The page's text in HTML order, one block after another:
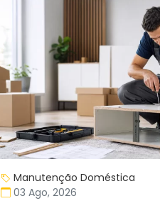
Manutenção Doméstica
03 Ago, 2026